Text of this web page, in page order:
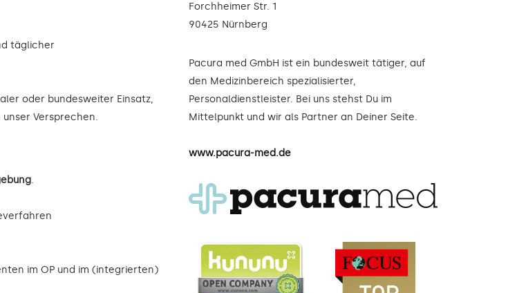
täglicher
oder bundesweiter Einsatz,
Versprechen.
.
im OP und im (integrierten)
Forchheimer Str. 1
90425 Nürnberg
Pacura med GmbH ist ein bundesweit tätiger, auf
den Medizinbereich spezialisierter,
Personaldienstleister. Bei uns stehst Du im
Mittelpunkt und wir als Partner an Deiner Seite.
www.pacura-med.de